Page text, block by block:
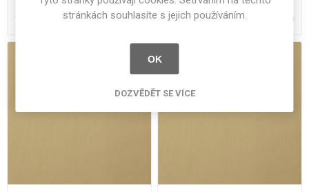
Volat pro zjištění ceny Volat pro zjištění ceny
stránkách souhlasíte s jejich používáním.
OK
DOZVĚDĚT SE VÍCE